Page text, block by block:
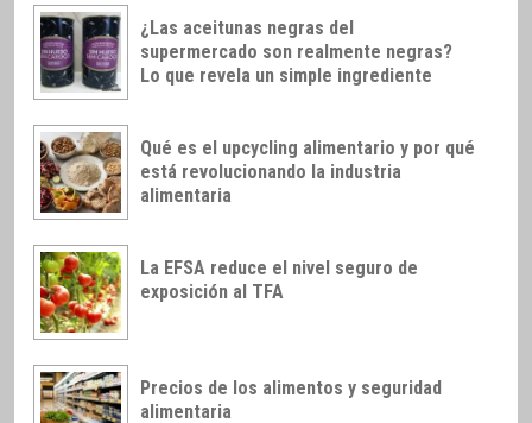
¿Las aceitunas negras del
supermercado son realmente negras?
Lo que revela un simple ingrediente
Qué es el upcycling alimentario y por qué
está revolucionando la industria
alimentaria
La EFSA reduce el nivel seguro de
exposición al TFA
Precios de los alimentos y seguridad
alimentaria